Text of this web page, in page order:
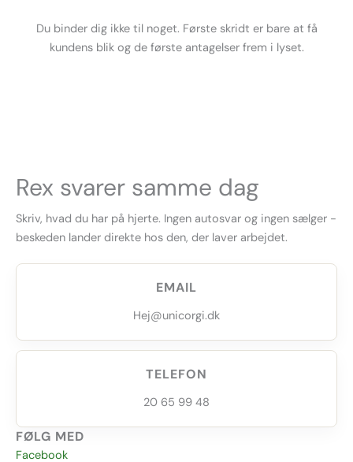
Du binder dig ikke til noget. Første skridt er bare at få
kundens blik og de første antagelser frem i lyset.
Rex svarer samme dag
Skriv, hvad du har på hjerte. Ingen autosvar og ingen sælger -
beskeden lander direkte hos den, der laver arbejdet.
EMAIL
Hej@unicorgi.dk
TELEFON
20 65 99 48
FØLG MED
Facebook